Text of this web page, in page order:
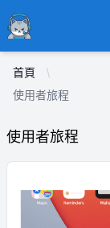
Ducafecat
首頁
使用者旅程
使用者旅程